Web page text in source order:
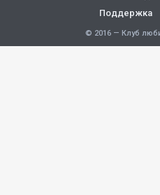
Поддержка
© 2016 — Клуб